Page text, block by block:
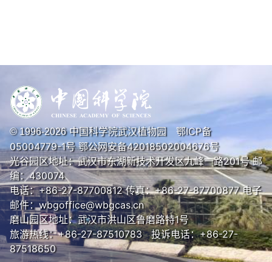
© 1996-2026中国科学院武汉植物园 鄂ICP备
05004779-1号鄂公网安备42018502004676号
光谷园区地址：武汉市东湖新技术开发区九峰一路201号 邮
编：430074
电话：+86-27-87700812 传真：+86-27-87700877 电子
邮件：wbgoffice@wbgcas.cn
磨山园区地址：武汉市洪山区鲁磨路特1号
旅游热线：+86-27-87510783 投诉电话：+86-27-
87518650